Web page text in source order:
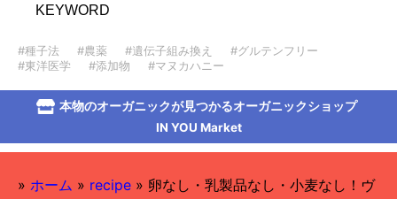
KEYWORD
#種子法 #農薬 #遺伝子組み換え
#グルテンフリー
#東洋医学
#添加物 #マヌカハニー
本物のオーガニックが見つかるオーガニックショップ
IN YOU Market
» ホーム » recipe » 卵なし・乳製品なし・小麦なし！ヴ